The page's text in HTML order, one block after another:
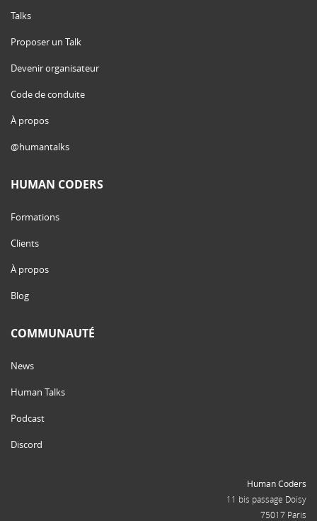
Talks
Proposer un Talk
Devenir organisateur
Code de conduite
À propos
@humantalks
HUMAN CODERS
Formations
Clients
À propos
Blog
COMMUNAUTÉ
News
Human Talks
Podcast
Discord
Human Coders
11 bis passage Doisy
75017 Paris